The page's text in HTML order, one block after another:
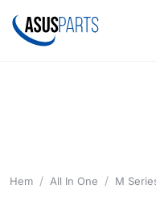
Hem All In One M